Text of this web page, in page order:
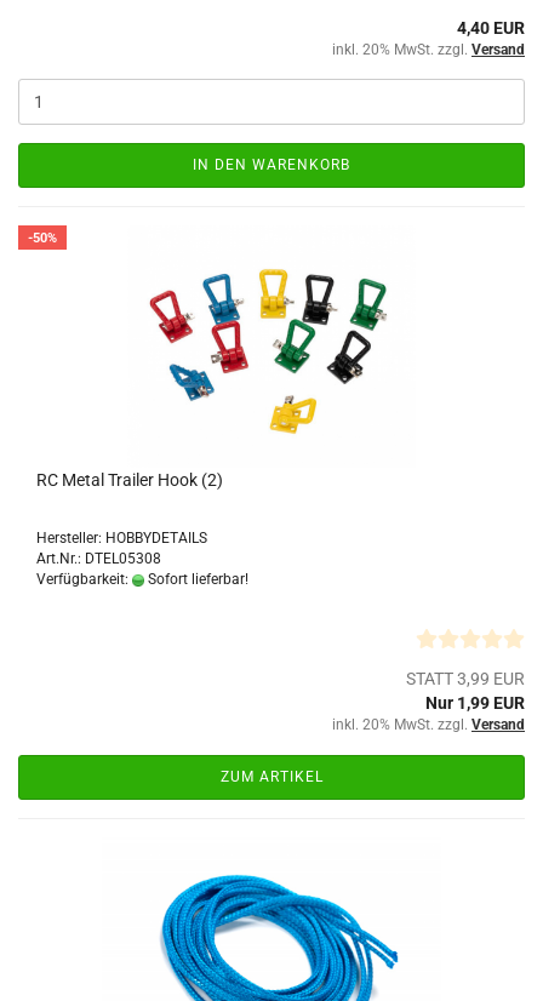
4,40 EUR
inkl. 20% MwSt. zzgl. Versand
IN DEN WARENKORB
-50%
RC Metal Trailer Hook (2)
Hersteller: HOBBYDETAILS
Art.Nr.: DTEL05308
Verfügbarkeit:
Sofort lieferbar!
STATT 3,99 EUR
Nur 1,99 EUR
inkl. 20% MwSt. zzgl. Versand
ZUM ARTIKEL